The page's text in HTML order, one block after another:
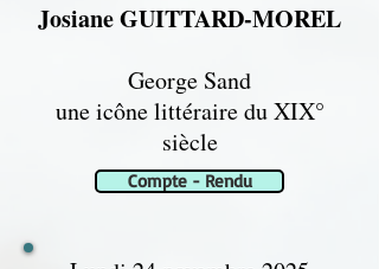
Josiane GUITTARD-MOREL
George Sand
une icône littéraire du XIX°
siècle
Compte - Rendu